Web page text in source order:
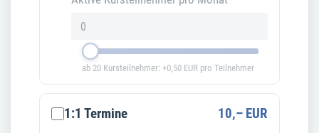
ab 20 Kursteilnehmer: +0,50 EUR pro Teilnehmer
1:1 Termine 10,– EUR